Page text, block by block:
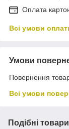
Оплата
Всі умови
Умови
Повернення
Всі умови
Подібні